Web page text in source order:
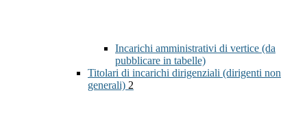
Incarichi amministrativi di vertice (da
pubblicare in tabelle)
Titolari di incarichi dirigenziali (dirigenti non
generali) 2